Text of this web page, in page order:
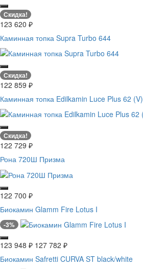
Скидка!
123 620 ₽
Каминная топка Supra Turbo 644
Скидка!
122 859 ₽
Каминная топка Edilkamin Luce Plus 62 (V)
Скидка!
122 729 ₽
Рона 720Ш Призма
122 700 ₽
Биокамин Glamm Fire Lotus I
-3%
123 948 ₽ 127 782 ₽
Биокамин Safretti CURVA ST black/white